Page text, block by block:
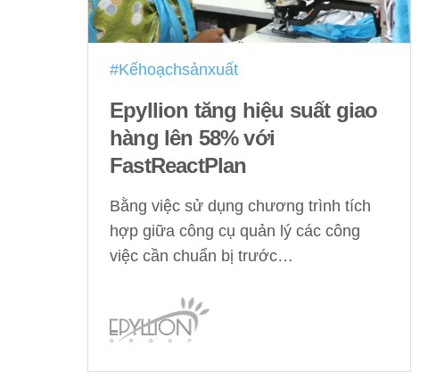
#Kếhoạchsảnxuất
Epyllion tăng hiệu suất giao
hàng lên 58% với
FastReactPlan
Bằng việc sử dụng chương trình tích
hợp giữa công cụ quản lý các công
việc cần chuẩn bị trước…